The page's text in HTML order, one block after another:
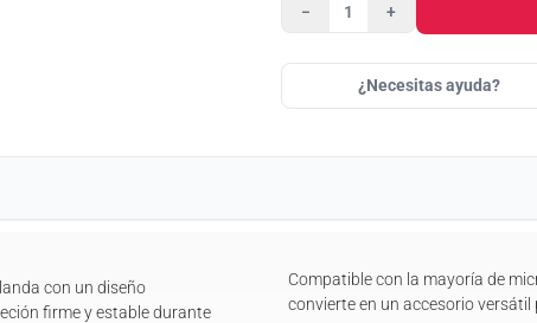
− +
¿Necesitas ayuda?
con un diseño
firme y estable durante
Compatible con la mayoría de
convierte en un accesorio